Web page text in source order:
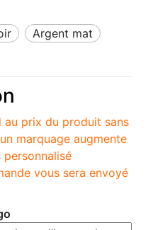
argent mat
prix du produit sans
marquage augmente
vous sera envoyé